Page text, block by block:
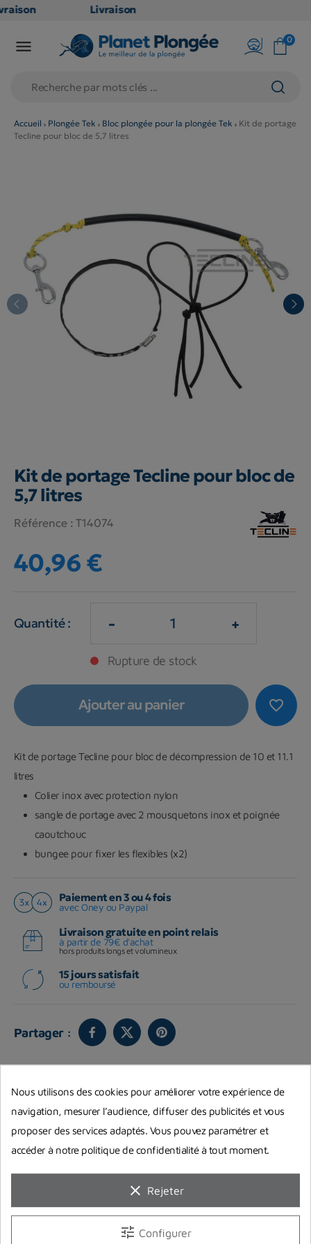
Livraison
en point
79€
(hors
produits
 0
Accueil Plongée Tek Bloc plongée pour la plongée Tek
Kit de portage
Tecline pour bloc de 5,7 litres
Kit de portage Tecline pour bloc de
5,7 litres
Référence : T14074
40,96 €
Quantité : - +
Rupture de stock
favorite_border
Ajouter au panier
Kit de portage Tecline pour bloc de décompression de 10 et 11.1
litres
Colier inox avec protection nylon
sangle de portage avec 2 mousquetons inox et poignée
caoutchouc
bungee pour fixer les flexibles (x2)
Paiement en 3 ou 4 fois
avec Oney ou Paypal
Livraison gratuite en point relais
à partir de 79€ d'achat
hors produits longs et volumineux
15 jours satisfait
ou remboursé
Partager :
Nous utilisons des cookies pour améliorer votre expérience de
navigation, mesurer l’audience, diffuser des publicités et vous
proposer des services adaptés. Vous pouvez paramétrer et
accéder à notre politique de confidentialité à tout moment.
clear Rejeter
tune Configurer